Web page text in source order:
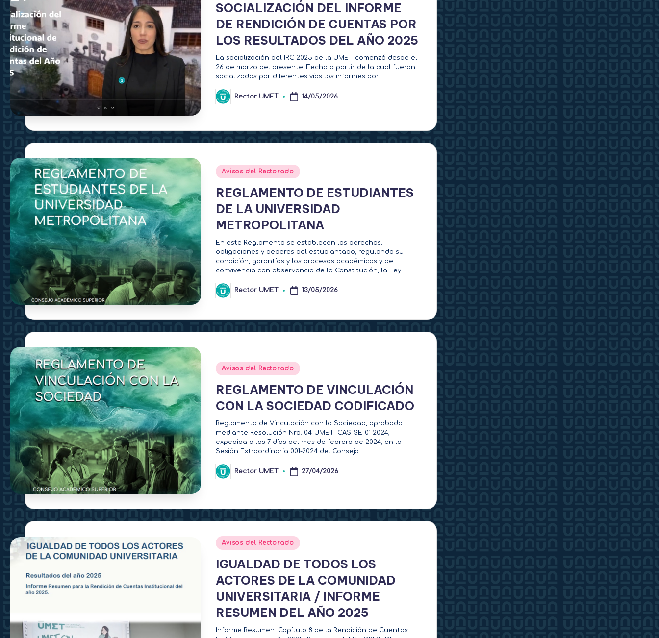
SOCIALIZACIÓN DEL INFORME
DE RENDICIÓN DE CUENTAS POR
LOS RESULTADOS DEL AÑO 2025
La socialización del IRC 2025 de la UMET comenzó desde el
26 de marzo del presente. Fecha a partir de la cual fueron
socializados por diferentes vías los informes por…
PublicadoRector UMET 14/05/2026
Publicado
Avisos del Rectorado
REGLAMENTO DE ESTUDIANTES
DE LA UNIVERSIDAD
METROPOLITANA
En este Reglamento se establecen los derechos,
obligaciones y deberes del estudiantado, regulando su
condición, garantías y los procesos académicos y de
convivencia con observancia de la Constitución, la Ley…
Publicado
por
Rector UMET 13/05/2026
Publicado
Avisos del Rectorado
REGLAMENTO DE VINCULACIÓN
CON LA SOCIEDAD CODIFICADO
Reglamento de Vinculación con la Sociedad, aprobado
mediante Resolución Nro. 04-UMET- CAS-SE-01-2024,
expedida a los 7 días del mes de febrero de 2024, en la
Sesión Extraordinaria 001-2024 del Consejo…
PublicadoRector UMET 27/04/2026
Publicado
Avisos del Rectorado
IGUALDAD DE TODOS LOS
ACTORES DE LA COMUNIDAD
UNIVERSITARIA / INFORME
RESUMEN DEL AÑO 2025
Informe Resumen. Capítulo 8 de la Rendición de Cuentas